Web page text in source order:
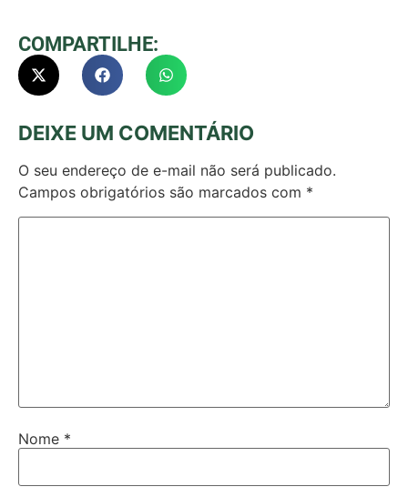
COMPARTILHE:
DEIXE UM COMENTÁRIO
O seu endereço de e-mail não será publicado.
Campos obrigatórios são marcados com *
Nome *